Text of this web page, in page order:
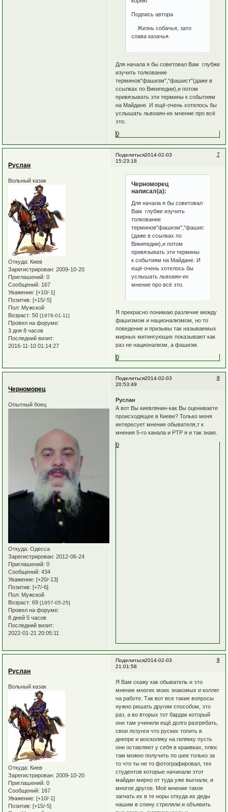
Подпись автора
Жизнь собачья, зато
слава казачья.
Для начала я бы советовал Вам глубже
изучить толкование
терминов"фашизм","фашист"(даже в
ссылках по Википедии),и потом
привязывать эти термины к событиям
на Майдане. И ещё-очень хотелось бы
услышать львоаян-их мнение про всё
это.
0
Поделиться 7
2014-02-03
15:23:18
Руслан
Вольный казак
Откуда: Киев
Зарегистрирован: 2009-10-20
Приглашений: 0
Сообщений: 167
Уважение: [+10/-1]
Позитив: [+15/-5]
Пол: Мужской
Возраст: 50[1976-01-11]
Провел на форуме:
3 дня 8 часов
Последний визит:
2016-11-10 01:14:27
Черноморец
написал(а):
Для начала я бы советовал
Вам глубже изучить
толкование
терминов"фашизм","фашист"
(даже в ссылках по
Википедии),и потом
привязывать эти термины
к событиям на Майдане. И
ещё-очень хотелось бы
услышать львоаян-их
мнение про всё это.
Я прекрасно понимаю различие между
фашизмом и национализмом, но то
поведение и призывы так называемых
мирных митингующих показывают как
раз не национализм, а фашизм.
0
Поделиться 8
2014-02-03
20:53:49
Черноморец
Опытный боец
Откуда: Одесса
Зарегистрирован: 2012-06-24
Приглашений: 0
Сообщений: 434
Уважение: [+20/-13]
Позитив: [+7/-6]
Пол: Мужской
Возраст: 69[1957-05-25]
Провел на форуме:
8 дней 5 часов
Последний визит:
2022-01-21 20:05:11
Руслан
А вот Вы киевлянин-как Вы оцениваете
происходящее в Киеве? Только меня
интересует мнение обывателя,т к
мнения 5-го канала и РТР я и так знаю.
0
Поделиться 9
2014-02-03
21:01:58
Руслан
Вольный казак
Откуда: Киев
Зарегистрирован: 2009-10-20
Приглашений: 0
Сообщений: 167
Уважение: [+10/-1]
Позитив: [+15/-5]
Я Вам скажу как обыватель и это
мнение многих моих знакомых и коллег
на работе. Так вот все такие вопросы
нужно решать другим способом, это
раз, а во вторых тот бардак который
они там учинили ещё долго разгребать,
свои лозунги что руских топить в
днепре и москоляку на гилякку пусть
они оставляют у себя в краивках, плюс
там можно получить по шее только за
то что ты не то фотографировал, тех
студентов которые начинали этот
майдан мирно от туда уже выгнали, и
многое другое. Моё мнение такое
загнать их в те норы откуда их деды
нашим в спину стреляли и объявить